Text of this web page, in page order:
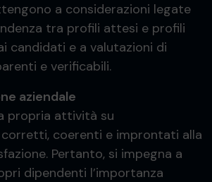
a considerazioni legate
tra profili attesi e profili
candidati e a valutazioni di
e verificabili.
aziendale
propria attività su
coerenti e improntati alla
Pertanto, si impegna a
dipendenti l’importanza